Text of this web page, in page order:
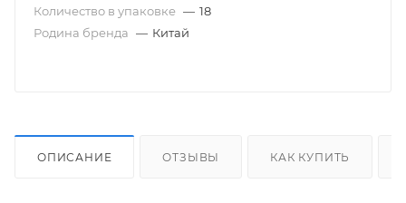
Количество в упаковке — 18
Родина бренда — Китай
ОПИСАНИЕ ОТЗЫВЫ КАК КУПИТЬ